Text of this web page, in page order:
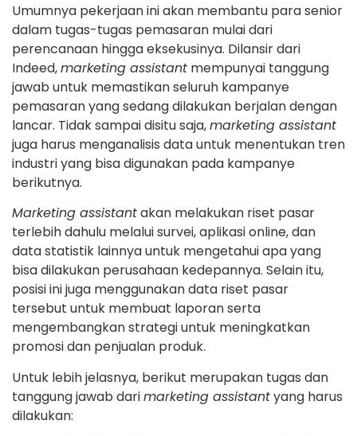
Umumnya pekerjaan ini akan membantu para senior
dalam tugas-tugas pemasaran mulai dari
perencanaan hingga eksekusinya. Dilansir dari
Indeed,marketing assistant mempunyai tanggung
jawab untuk memastikan seluruh kampanye
pemasaran yang sedang dilakukan berjalan dengan
lancar. Tidak sampai disitu saja,marketing assistant
juga harus menganalisis data untuk menentukan tren
industri yang bisa digunakan pada kampanye
berikutnya.
Marketing assistantakan melakukan riset pasar
terlebih dahulu melalui survei, aplikasi online, dan
data statistik lainnya untuk mengetahui apa yang
bisa dilakukan perusahaan kedepannya. Selain itu,
posisi ini juga menggunakan data riset pasar
tersebut untuk membuat laporan serta
mengembangkan strategi untuk meningkatkan
promosi dan penjualan produk.
Untuk lebih jelasnya, berikut merupakan tugas dan
tanggung jawab darimarketing assistantyang harus
dilakukan: